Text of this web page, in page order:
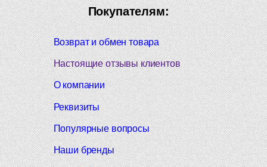
Покупателям:
Возврат и обмен товара
Настоящие отзывы клиентов
О компании
Реквизиты
Популярные вопросы
Наши бренды